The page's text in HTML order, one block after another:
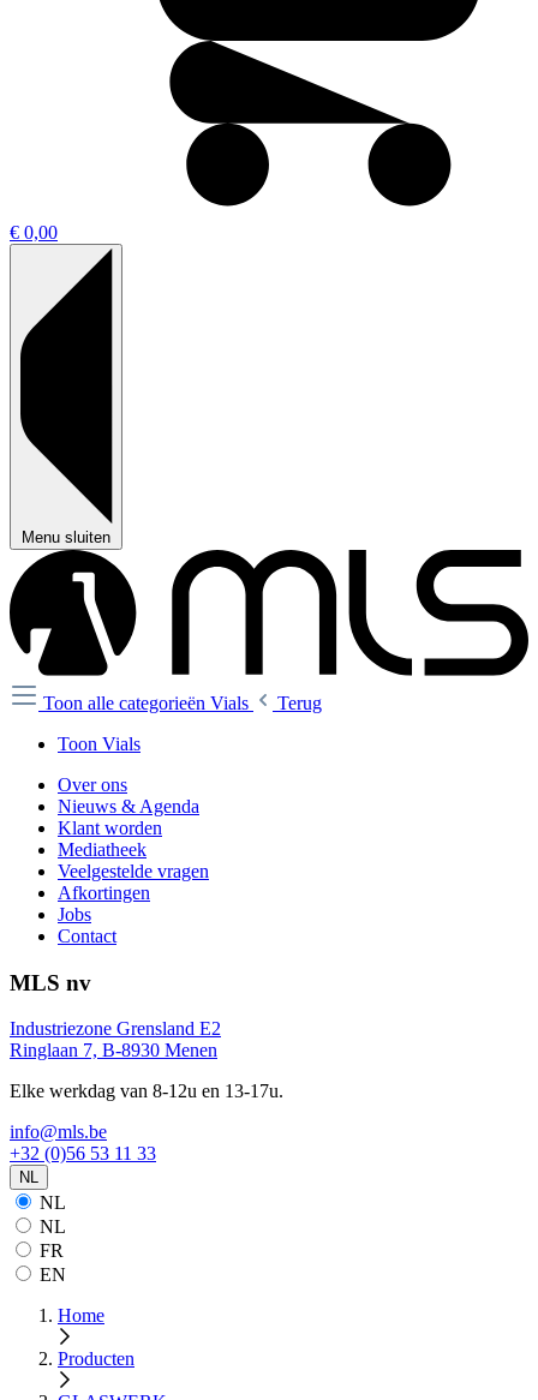
€ 0,00
Menu sluiten
Toon alle categorieën Vials
Terug
Toon Vials
Over ons
Nieuws & Agenda
Klant worden
Mediatheek
Veelgestelde vragen
Afkortingen
Jobs
Contact
MLS nv
Industriezone Grensland E2
Ringlaan 7, B-8930 Menen
Elke werkdag van 8-12u en 13-17u.
info@mls.be
+32 (0)56 53 11 33
NL
NL
NL
FR
EN
Home
Producten